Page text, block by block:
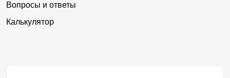
Вопросы и ответы
Калькулятор